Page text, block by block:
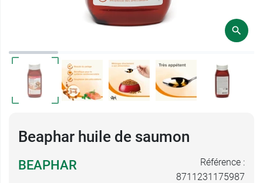
Beaphar huile de saumon
BEAPHAR
Référence :
8711231175987